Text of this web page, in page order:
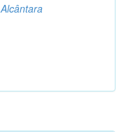
Alcântara